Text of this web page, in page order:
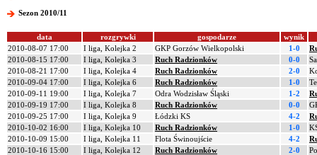
Sezon 2010/11
data rozgrywki gospodarze
wynik
2010-08-07 17:00
I liga, Kolejka 2 GKP Gorzów Wielkopolski 1-0
2010-08-15 17:00
I liga, Kolejka 3 Ruch Radzionków 0-0
2010-08-21 17:00
I liga, Kolejka 4 Ruch Radzionków 2-0
2010-09-04 17:00
I liga, Kolejka 6 Ruch Radzionków 1-0
2010-09-11 19:00
I liga, Kolejka 7 Odra Wodzisław Śląski 1-2
2010-09-19 17:00
I liga, Kolejka 8 Ruch Radzionków 0-0
2010-09-25 17:00
I liga, Kolejka 9 Łódzki KS 4-2
2010-10-02 16:00
I liga, Kolejka 10 Ruch Radzionków 1-0
2010-10-09 15:00
I liga, Kolejka 11 Flota Świnoujście 4-2
2010-10-16 15:00
I liga, Kolejka 12 Ruch Radzionków 2-0